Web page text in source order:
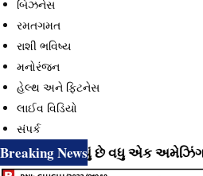
બિઝનેસ
રમતગમત
રાશી ભવિષ્ય
મનોરંજન
હેલ્થ અને ફિટનેસ
લાઈવ વિડિયો
સંપર્ક
Breaking News
રહ્યું છે વધુ એક અમેઝિંગ ફિચર્સ!